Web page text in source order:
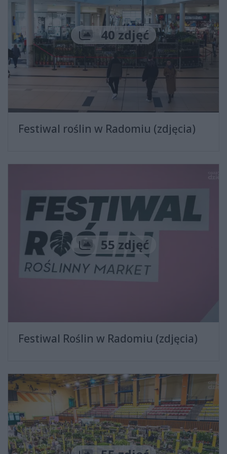
Liczba zdjęć
40 zdjęć
Festiwal roślin w Radomiu (zdjęcia)
Liczba zdjęć
55 zdjęć
Festiwal Roślin w Radomiu (zdjęcia)